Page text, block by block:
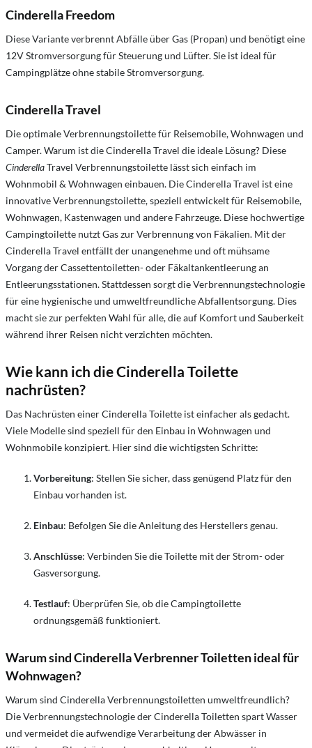
Cinderella Freedom
Diese Variante verbrennt Abfälle über Gas (Propan) und benötigt eine
12V Stromversorgung für Steuerung und Lüfter. Sie ist ideal für
Campingplätze ohne stabile Stromversorgung.
Cinderella Travel
Die optimale Verbrennungstoilette für Reisemobile, Wohnwagen und
Camper. Warum ist die Cinderella Travel die ideale Lösung? Diese
CinderellaTravel Verbrennungstoilette lässt sich einfach im
Wohnmobil & Wohnwagen einbauen. Die Cinderella Travel ist eine
innovative Verbrennungstoilette, speziell entwickelt für Reisemobile,
Wohnwagen, Kastenwagen und andere Fahrzeuge. Diese hochwertige
Campingtoilette nutzt Gas zur Verbrennung von Fäkalien. Mit der
Cinderella Travel entfällt der unangenehme und oft mühsame
Vorgang der Cassettentoiletten- oder Fäkaltankentleerung an
Entleerungsstationen. Stattdessen sorgt die Verbrennungstechnologie
für eine hygienische und umweltfreundliche Abfallentsorgung. Dies
macht sie zur perfekten Wahl für alle, die auf Komfort und Sauberkeit
während ihrer Reisen nicht verzichten möchten.
Wie kann ich die Cinderella Toilette
nachrüsten?
Das Nachrüsten einer Cinderella Toilette ist einfacher als gedacht.
Viele Modelle sind speziell für den Einbau in Wohnwagen und
Wohnmobile konzipiert. Hier sind die wichtigsten Schritte:
Vorbereitung: Stellen Sie sicher, dass genügend Platz für den
Einbau vorhanden ist.
Einbau: Befolgen Sie die Anleitung des Herstellers genau.
Anschlüsse: Verbinden Sie die Toilette mit der Strom- oder
Gasversorgung.
Testlauf: Überprüfen Sie, ob die Campingtoilette
ordnungsgemäß funktioniert.
Warum sind Cinderella Verbrenner Toiletten ideal für
Wohnwagen?
Warum sind Cinderella Verbrennungstoiletten umweltfreundlich?
Die Verbrennungstechnologie der Cinderella Toiletten spart Wasser
und vermeidet die aufwendige Verarbeitung der Abwässer in